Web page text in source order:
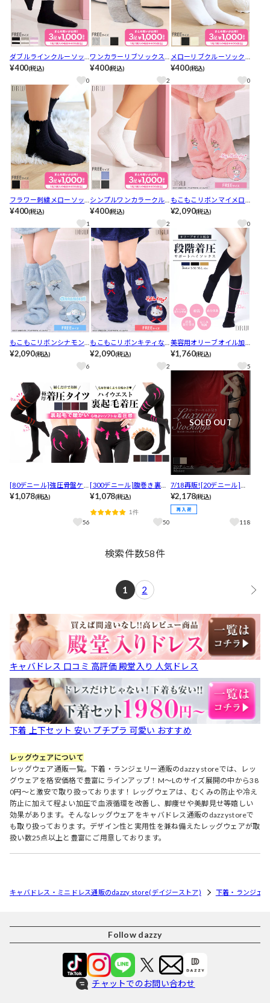
ダブルラインクルーソッ
クス【3足1000円対象】
¥400(税込)
0
ワンカラーリブソックス
【3足1000円対象】
¥400(税込)
2
メローリブクルーソック
ス【3足1000円対象】
¥400(税込)
0
フラワー刺繍メローソッ
クス【3足1000円対象】
¥400(税込)
1
シンプルワンカラークル
ーソックス【3足1000円対
¥400(税込)
2
もこもこリボンマイメロ
なりきりルームソックス
¥2,090(税込)
0
もこもこリボンシナモン
なりきりルームソックス
¥2,090(税込)
6
もこもこリボンキティな
りきりルームソックス[お
¥2,090(税込)
2
美容用オリーブオイル加
工 段階着圧×血行促進 美
容保湿ハイソックス[レッ
¥1,760(税込)
5
[80デニール]強圧骨盤ケ
アカラータイツ[レッグウ
¥1,078(税込)
56
[300デニール]腹巻き裏起
毛着圧カラータイツ[レッ
¥1,078(税込)
1件
50
SOLD OUT
7/18再販![20デニール]エ
リザベス総レースガータ
ーベルト付きラグジュア
リーストッキング[レッグ
¥2,178(税込)
118
検索件数58件
1 2
キャバドレス 口コミ 高評価 殿堂入り 人気ドレス
下着 上下セット 安い プチプラ 可愛い おすすめ
レッグウェアについて
レッグウェア通販一覧。下着・ランジェリー通販のdazzy storeでは、レッ
グウェアを格安価格で豊富にラインアップ！M～Lのサイズ展開の中から38
0円～と激安で取り扱っております！レッグウェアは、むくみの防止や冷え
防止に加えて程よい加圧で血液循環を改善し、脚痩せや美脚見せ等嬉しい
効果があります。そんなレッグウェアをキャバドレス通販のdazzystoreで
も取り扱っております。デザイン性と実用性を兼ね備えたレッグウェアが取
扱い数25点以上と豊富にご用意しております。
キャバドレス・ミニドレス通販のdazzy store(デイジーストア) 下着・ランジェ
Follow dazzy
チャットでのお問い合わせ